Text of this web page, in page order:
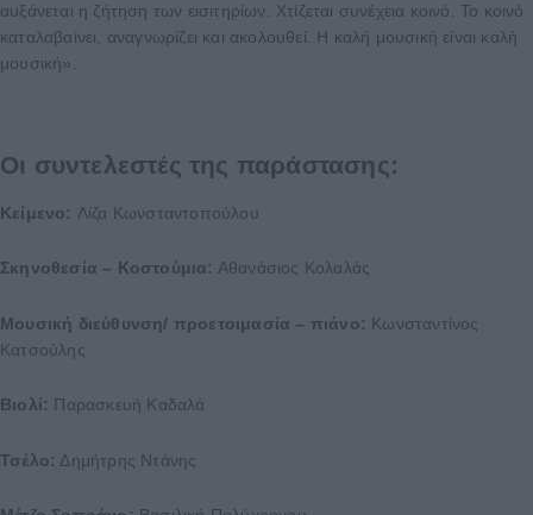
αυξάνεται η ζήτηση των εισιτηρίων. Χτίζεται συνέχεια κοινό. Το κοινό
καταλαβαίνει, αναγνωρίζει και ακολουθεί. Η καλή μουσική είναι καλή
μουσική».
Οι συντελεστές της παράστασης:
Κείμενο: Λίζα Κωνσταντοπούλου
Σκηνοθεσία – Κοστούμια: Αθανάσιος Κολαλάς
Μουσική διεύθυνση/ προετοιμασία – πιάνο: Κωνσταντίνος
Κατσούλης
Βιολί: Παρασκευή Καδαλά
Τσέλο: Δημήτρης Ντάνης